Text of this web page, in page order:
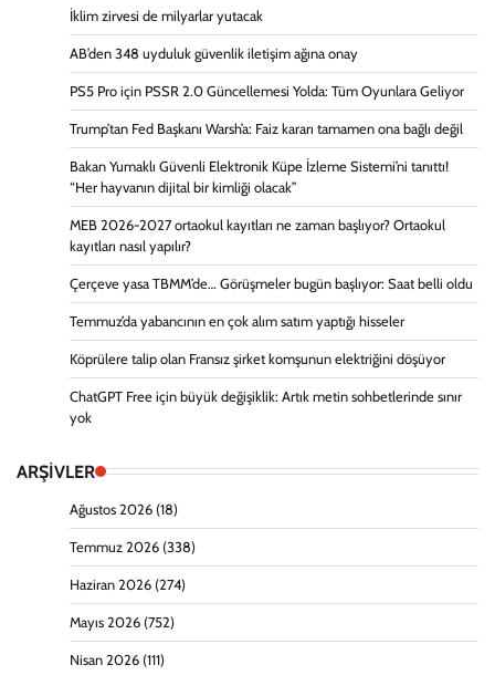
İklim zirvesi de milyarlar yutacak
AB’den 348 uyduluk güvenlik iletişim ağına onay
PS5 Pro için PSSR 2.0 Güncellemesi Yolda: Tüm Oyunlara Geliyor
Trump’tan Fed Başkanı Warsh’a: Faiz kararı tamamen ona bağlı değil
Bakan Yumaklı Güvenli Elektronik Küpe İzleme Sistemi’ni tanıttı!
“Her hayvanın dijital bir kimliği olacak”
MEB 2026-2027 ortaokul kayıtları ne zaman başlıyor? Ortaokul
kayıtları nasıl yapılır?
Çerçeve yasa TBMM’de… Görüşmeler bugün başlıyor: Saat belli oldu
Temmuz’da yabancının en çok alım satım yaptığı hisseler
Köprülere talip olan Fransız şirket komşunun elektriğini döşüyor
ChatGPT Free için büyük değişiklik: Artık metin sohbetlerinde sınır
yok
ARŞİVLER
Ağustos 2026 (18)
Temmuz 2026 (338)
Haziran 2026 (274)
Mayıs 2026 (752)
Nisan 2026 (111)